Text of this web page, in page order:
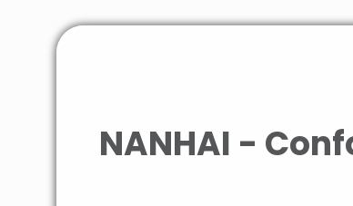
NANHAI -